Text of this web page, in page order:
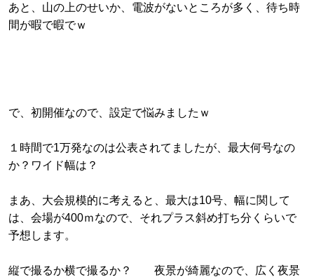
あと、山の上のせいか、電波がないところが多く、待ち時
間が暇で暇でｗ
で、初開催なので、設定で悩みましたｗ
１時間で1万発なのは公表されてましたが、最大何号なの
か？ワイド幅は？
まあ、大会規模的に考えると、最大は10号、幅に関して
は、会場が400ｍなので、それプラス斜め打ち分くらいで
予想します。
縦で撮るか横で撮るか？ 夜景が綺麗なので、広く夜景